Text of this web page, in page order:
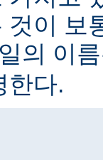
것이 보
의 이
한다.